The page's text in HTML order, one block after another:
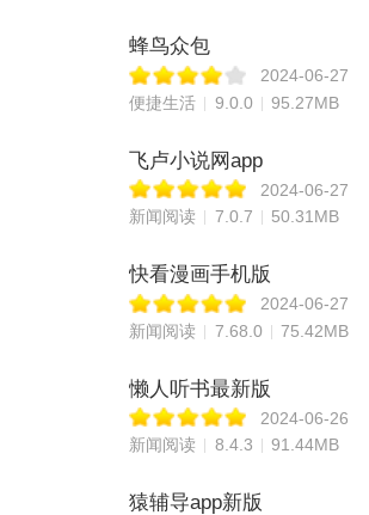
蜂鸟众包
2024-06-27
便捷生活
9.0.0 95.27MB
飞卢小说网app
2024-06-27
新闻阅读
7.0.7 50.31MB
快看漫画手机版
2024-06-27
新闻阅读
7.68.0 75.42MB
懒人听书最新版
2024-06-26
新闻阅读
8.4.3 91.44MB
猿辅导app新版